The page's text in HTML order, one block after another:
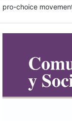
pro-choice